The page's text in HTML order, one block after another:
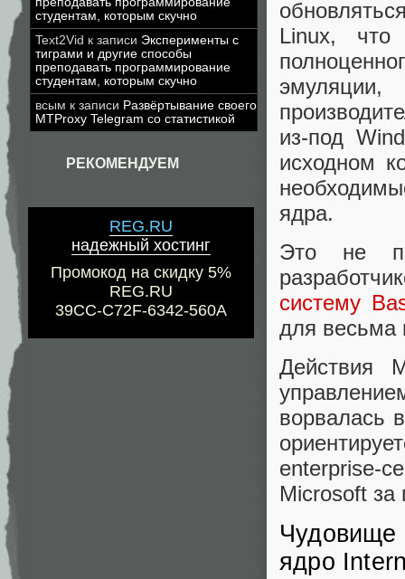
студентам, которым скучно
Text2Vid к записи Эксперименты с
тиграми и другие способы
преподавать программирование
студентам, которым скучно
всым к записи Развёртывание своего
MTProxy Telegram со статистикой
РЕКОМЕНДУЕМ
REG.RU
надежный хостинг
Промокод на скидку 5%
REG.RU
39CC-C72F-6342-560A
Linux, что
из-под
исходном
ядра.
Это не
систему
для весьма
Действия
ворвалась
enterprise-
Microsoft за
Чудовище
ядро